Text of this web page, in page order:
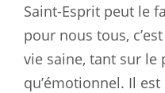
Saint-Esprit peut le
pour nous tous,
vie saine, tant sur le
qu’émotionnel. Il